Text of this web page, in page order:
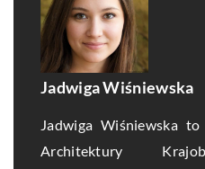
Jadwiga Wiśniewska
Jadwiga Wiśniewska
Architektury